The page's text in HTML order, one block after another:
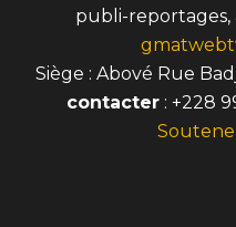
publi-reportages,
Siège : Abové Rue
contacter : +228